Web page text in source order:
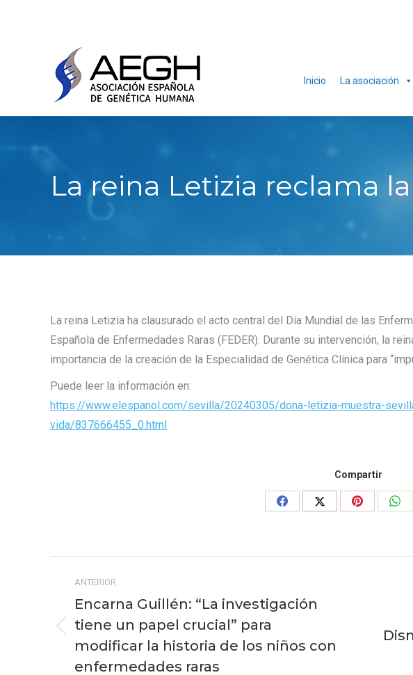
Inicio La asociación
La reina Letizia reclama
La reina Letizia ha clausurado el acto central del Día Mundial de las
Española de Enfermedades Raras (FEDER). Durante su intervención, la
importancia de la creación de la Especialidad de Genética Clínica para
Puede leer la información en:
https://www.elespanol.com/sevilla/20240305/dona-letizia-muestra-
vida/837666455_0.html
Compartir
Share
Share
Share
entre
publicaciones
ANTERIOR
Publicación
anterior:
Encarna Guillén: “La investigación
tiene un papel crucial” para
modificar la historia de los niños con
enfermedades raras